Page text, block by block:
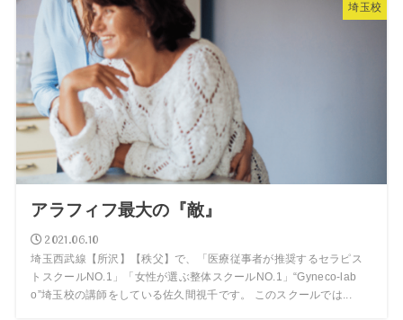
埼玉校
アラフィフ最大の『敵』
2021.06.10
埼玉西武線【所沢】【秩父】で、「医療従事者が推奨するセラピス
トスクールNO.1」「女性が選ぶ整体スクールNO.1」“Gyneco-lab
o”埼玉校の講師をしている佐久間視千です。 このスクールでは...